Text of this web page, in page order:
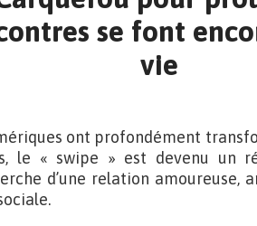
se font
vie
ont profondément
le « swipe » est devenu un
d’une relation amoureuse,